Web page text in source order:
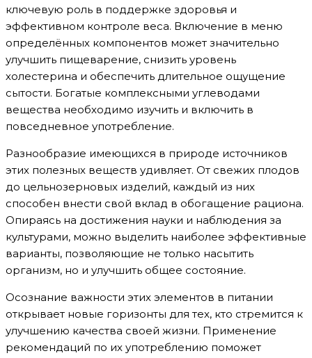
ключевую роль в поддержке здоровья и
эффективном контроле веса. Включение в меню
определённых компонентов может значительно
улучшить пищеварение, снизить уровень
холестерина и обеспечить длительное ощущение
сытости. Богатые комплексными углеводами
вещества необходимо изучить и включить в
повседневное употребление.
Разнообразие имеющихся в природе источников
этих полезных веществ удивляет. От свежих плодов
до цельнозерновых изделий, каждый из них
способен внести свой вклад в обогащение рациона.
Опираясь на достижения науки и наблюдения за
культурами, можно выделить наиболее эффективные
варианты, позволяющие не только насытить
организм, но и улучшить общее состояние.
Осознание важности этих элементов в питании
открывает новые горизонты для тех, кто стремится к
улучшению качества своей жизни. Применение
рекомендаций по их употреблению поможет